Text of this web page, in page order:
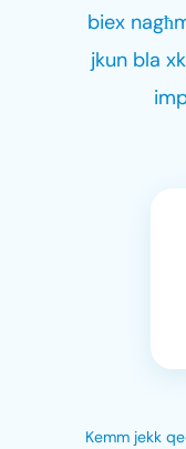
biex
jkun bla
Kemm jekk